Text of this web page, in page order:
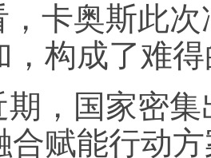
，卡奥斯此
，构成了难
期，国家密
合赋能行动